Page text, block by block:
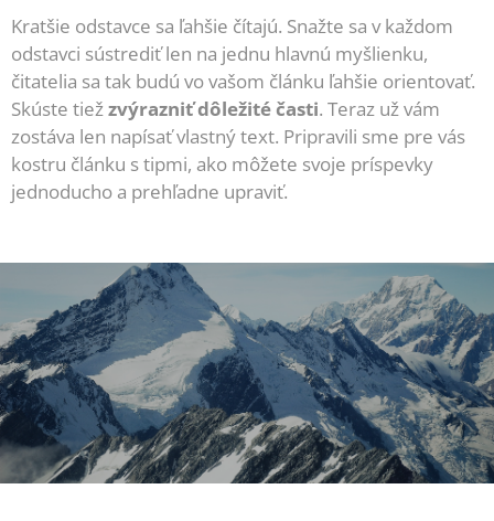
Kratšie odstavce sa ľahšie čítajú. Snažte sa v každom
odstavci sústrediť len na jednu hlavnú myšlienku,
čitatelia sa tak budú vo vašom článku ľahšie orientovať.
Skúste tiežzvýrazniť dôležité časti. Teraz už vám
zostáva len napísať vlastný text. Pripravili sme pre vás
kostru článku s tipmi, ako môžete svoje príspevky
jednoducho a prehľadne upraviť.